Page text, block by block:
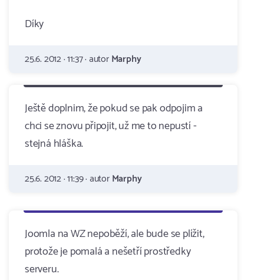
Díky
25.6. 2012 · 11:37 · autorMarphy
Ještě doplnim, že pokud se pak odpojim a
chci se znovu připojit, už me to nepustí -
stejná hláška.
25.6. 2012 · 11:39 · autorMarphy
Joomla na WZ nepoběží, ale bude se plížit,
protože je pomalá a nešetří prostředky
serveru.